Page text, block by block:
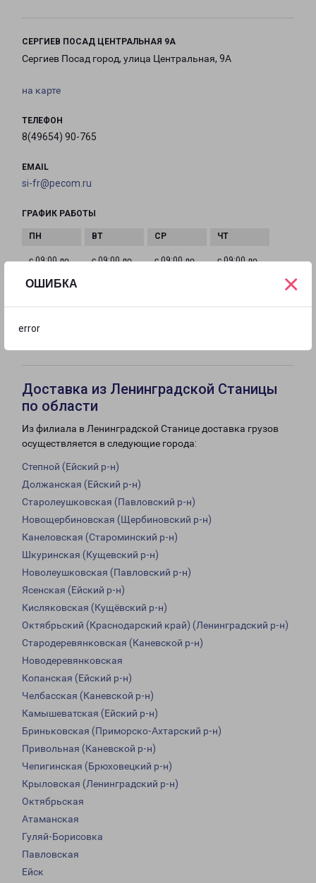
ОШИБКА
error
×
СЕРГИЕВ ПОСАД ЦЕНТРАЛЬНАЯ 9А
Сергиев Посад город, улица Центральная, 9А
на карте
ТЕЛЕФОН
8(49654) 90-765
EMAIL
si-fr@pecom.ru
ГРАФИК РАБОТЫ
с 09:00 до
с 09:00 до
с 09:00 до
с 09:00 до
Доставка из Ленинградской Станицы
по области
Из филиала в Ленинградской Станице доставка грузов
осуществляется в следующие города:
Степной (Ейский р-н)
Должанская (Ейский р-н)
Старолеушковская (Павловский р-н)
Новощербиновская (Щербиновский р-н)
Канеловская (Староминский р-н)
Шкуринская (Кущевский р-н)
Новолеушковская (Павловский р-н)
Ясенская (Ейский р-н)
Кисляковская (Кущёвский р-н)
Октябрьский (Краснодарский край) (Ленинградский р-н)
Стародеревянковская (Каневской р-н)
Новодеревянковская
Копанская (Ейский р-н)
Челбасская (Каневской р-н)
Камышеватская (Ейский р-н)
Бриньковская (Приморско-Ахтарский р-н)
Привольная (Каневской р-н)
Чепигинская (Брюховецкий р-н)
Крыловская (Ленинградский р-н)
Октябрьская
Атаманская
Гуляй-Борисовка
Павловская
Ейск